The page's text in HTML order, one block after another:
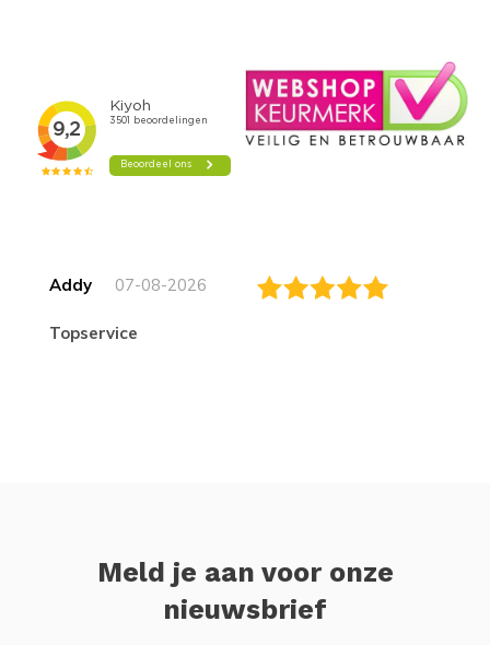
Addy 07-08-2026
topservice
Meld je aan voor onze
nieuwsbrief